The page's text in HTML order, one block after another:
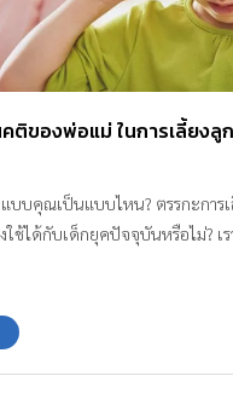
ติของพ่อแม่ ในการเลี้ยงลู
บคุณเป็นแบบไหน? ตรรกะการ
ใช้ได้กับเด็กยุคปัจจุบันหรือไม่? เ